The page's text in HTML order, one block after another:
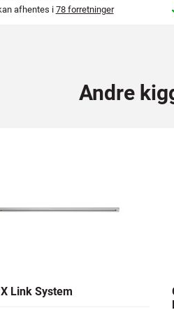
afhentes i 78 forretninger
Andre
Link System